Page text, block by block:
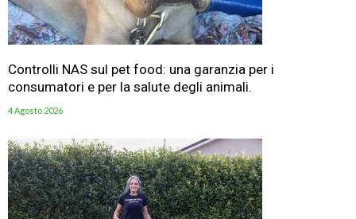
Controlli NAS sul pet food: una garanzia per i
consumatori e per la salute degli animali.
4 Agosto 2026